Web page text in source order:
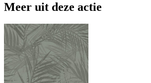
Meer uit deze actie